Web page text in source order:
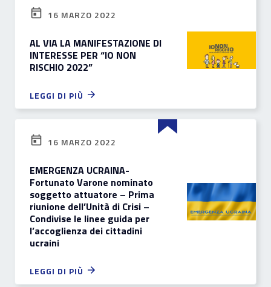
16 MARZO 2022
AL VIA LA MANIFESTAZIONE DI
INTERESSE PER “IO NON
RISCHIO 2022”
LEGGI DI PIÙ
16 MARZO 2022
EMERGENZA UCRAINA-
Fortunato Varone nominato
soggetto attuatore – Prima
riunione dell’Unità di Crisi –
Condivise le linee guida per
l’accoglienza dei cittadini
ucraini
LEGGI DI PIÙ